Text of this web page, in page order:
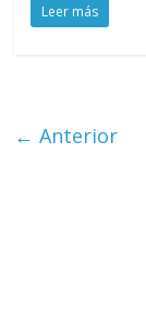
Leer más
← Anterior